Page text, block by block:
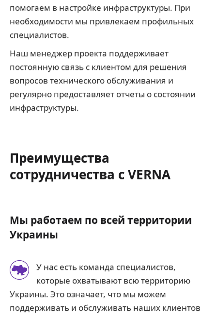
помогаем в настройке инфраструктуры. При
необходимости мы привлекаем профильных
специалистов.
Наш менеджер проекта поддерживает
постоянную связь с клиентом для решения
вопросов технического обслуживания и
регулярно предоставляет отчеты о состоянии
инфраструктуры.
Преимущества
сотрудничества с VERNA
Мы работаем по всей территории
Украины
У нас есть команда специалистов,
которые охватывают всю территорию
Украины. Это означает, что мы можем
поддерживать и обслуживать наших клиентов